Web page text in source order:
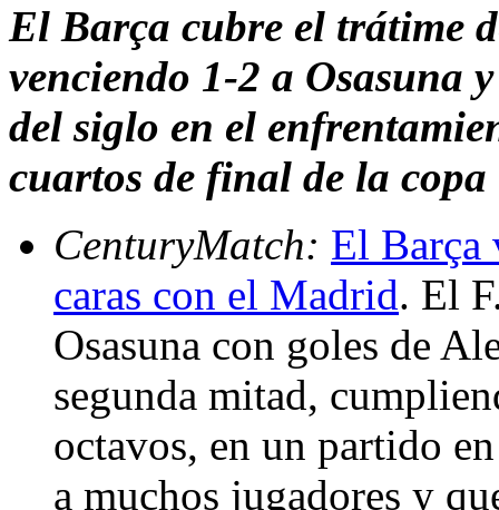
El Barça cubre el trátime
venciendo 1-2 a Osasuna
del siglo en el
cuartos de final de la copa
CenturyMatch: El Barça
caras con el Madrid. El
Osasuna con goles de
segunda mitad,
octavos, en un partido
a muchos jugadores y